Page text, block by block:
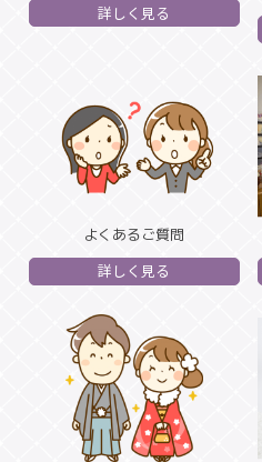
詳しく見る
よくあるご質問
詳しく見る